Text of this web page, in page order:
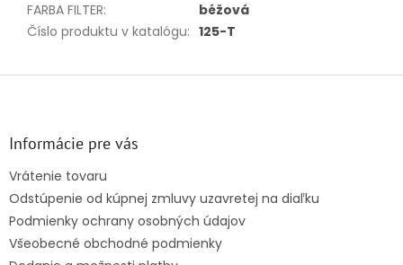
FARBA FILTER:
béžová
Číslo produktu v katalógu: 125-T
Z
Informácie pre vás
Vrátenie tovaru
Odstúpenie od kúpnej zmluvy uzavretej na diaľku
Podmienky ochrany osobných údajov
Všeobecné obchodné podmienky